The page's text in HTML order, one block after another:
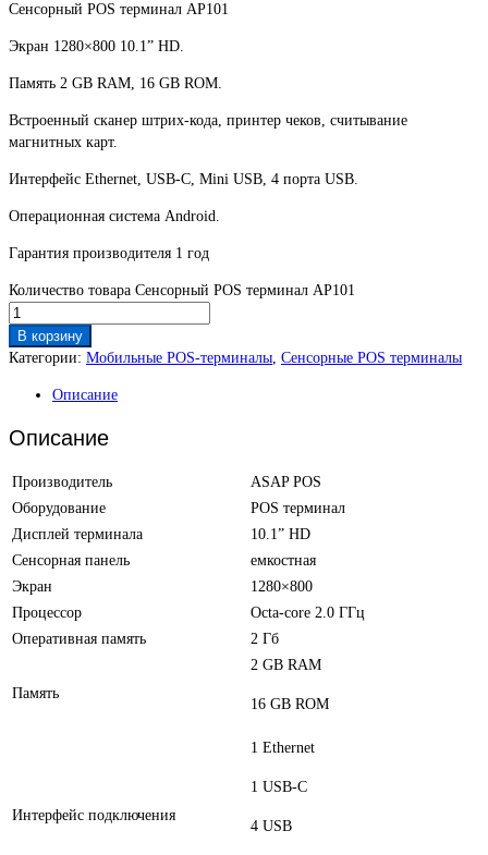
Сенсорный POS терминал AP101
Экран 1280×800 10.1” HD.
Память 2 GB RAM, 16 GB ROM.
Встроенный сканер штрих-кода, принтер чеков, считывание
магнитных карт.
Интерфейс Ethernet, USB-C, Mini USB, 4 порта USB.
Операционная система Android.
Гарантия производителя 1 год
Количество товара Сенсорный POS терминал AP101
В корзину
Категории: Мобильные POS-терминалы, Сенсорные POS терминалы
Описание
Описание
Производитель
ASAP POS
Оборудование
POS терминал
Дисплей терминала
10.1” HD
Сенсорная панель
емкостная
Экран
1280×800
Процессор
Octa-core 2.0 ГГц
Оперативная память
2 Гб
Память
2 GB RAM
16 GB ROM
Интерфейс подключения
1 Ethernet
1 USB-C
4 USB